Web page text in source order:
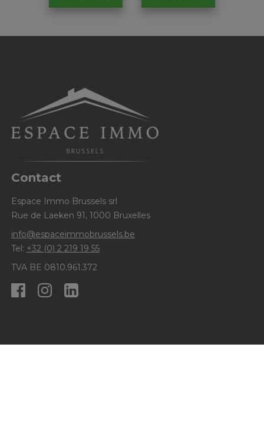
Contact
Espace Immo Brussels srl
Rue de Laeken 91, 1000 Bruxelles
info@espaceimmobrussels.be
Tel: +32 (0) 2 219 19 55
TVA BE 0810.961.372